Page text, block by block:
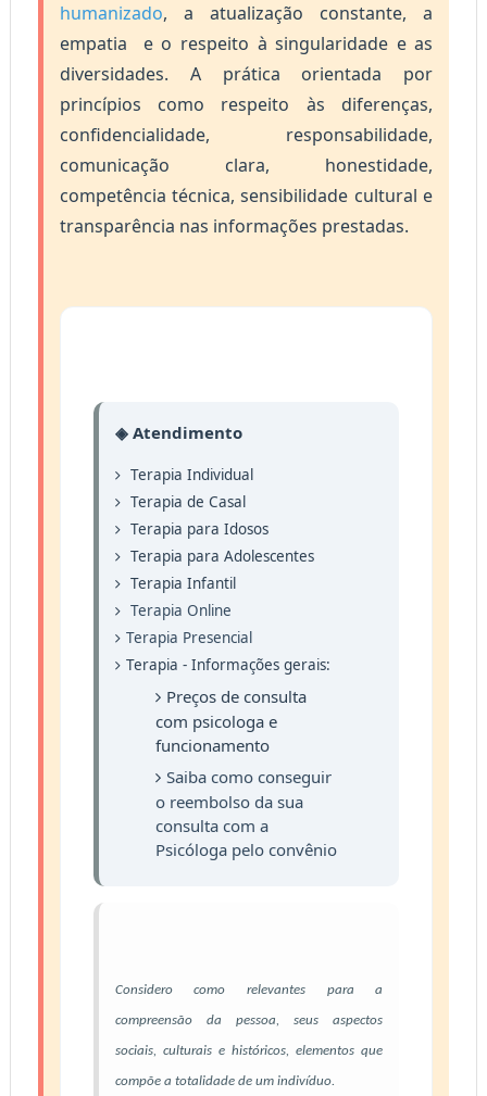
humanizado, a atualização constante, a
empatia e o respeito à singularidade e as
diversidades. A prática orientada por
princípios como respeito às diferenças,
confidencialidade, responsabilidade,
comunicação clara, honestidade,
competência técnica, sensibilidade cultural e
transparência nas informações prestadas.
◈ Atendimento
Terapia Individual
Terapia de Casal
Terapia para Idosos
Terapia para Adolescentes
Terapia Infantil
Terapia Online
Terapia Presencial
Terapia - Informações gerais:
Preços de consulta
com psicologa e
funcionamento
Saiba como conseguir
o reembolso da sua
consulta com a
Psicóloga pelo convênio
Considero como relevantes para a
compreensão da pessoa, seus aspectos
sociais, culturais e históricos, elementos que
compõe a totalidade de um indivíduo.